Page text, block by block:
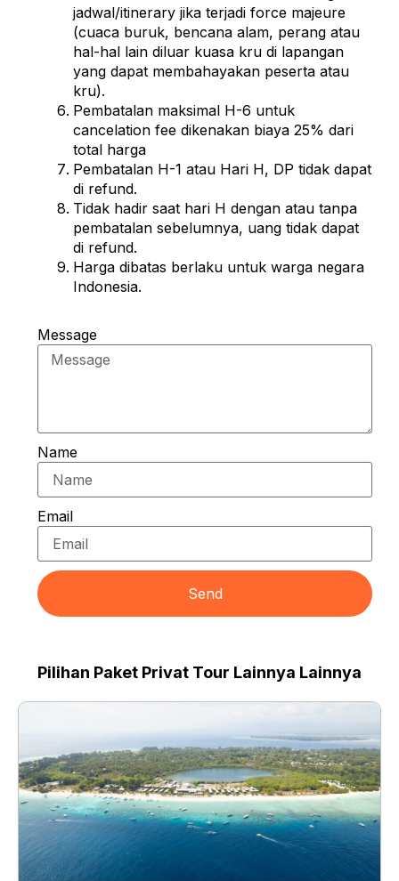
jadwal/itinerary jika terjadi force majeure
(cuaca buruk, bencana alam, perang atau
hal-hal lain diluar kuasa kru di lapangan
yang dapat membahayakan peserta atau
kru).
Pembatalan maksimal H-6 untuk
cancelation fee dikenakan biaya 25% dari
total harga
Pembatalan H-1 atau Hari H, DP tidak dapat
di refund.
Tidak hadir saat hari H dengan atau tanpa
pembatalan sebelumnya, uang tidak dapat
di refund.
Harga dibatas berlaku untuk warga negara
Indonesia.
Message
Name
Email
Send
Pilihan Paket Privat Tour Lainnya Lainnya